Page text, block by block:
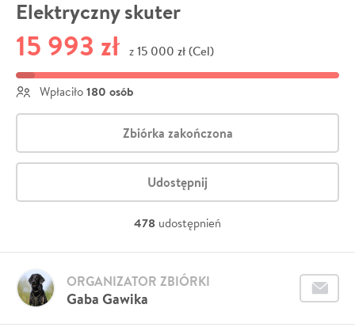
Elektryczny skuter
15 993 zł z 15 000 zł (Cel)
Wpłaciło 180 osób
Zbiórka zakończona
Udostępnij
478 udostępnień
Gaba Gawika
ORGANIZATOR ZBIÓRKI